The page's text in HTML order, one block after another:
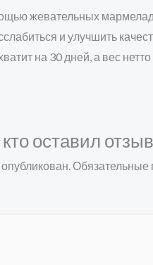
жевательных
и улучшить
на 30 дней, а вес
оставил
Обязательные